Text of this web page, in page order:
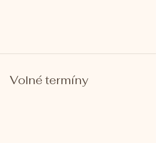
Volné termíny